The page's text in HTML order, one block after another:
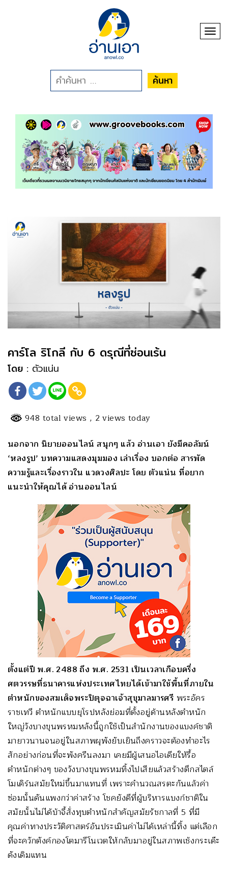
ค้นหา
คาร์โล ริโกลี กับ 6 ดรุณีที่ซ่อนเร้น
โดย : ตัวแน่น
948 total views , 2 views today
นอกจาก นิยายออนไลน์ สนุกๆ แล้ว อ่านเอา ยังมีคอลัมน์
‘หลงรูป’ บทความแสดงมุมมอง เล่าเรื่อง บอกต่อ สารพัด
ความรู้และเรื่องราวใน แวดวงศิลปะ โดย ตัวแน่น ที่อยาก
แนะนำให้คุณได้ อ่านออนไลน์
ตั้งแต่ปี พ.ศ. 2488 ถึง พ.ศ. 2531 เป็นเวลาเกือบครึ่ง
ศตวรรษที่ธนาคารแห่งประเทศไทยได้เข้ามาใช้พื้นที่ภายใน
ตำหนักของสมเด็จพระปิตุจฉาเจ้าสุขุมาลมารศรี พระอัคร
ราชเทวี ตำหนักแบบยุโรปหลังย่อมที่ตั้งอยู่ด้านหลังตำหนัก
ใหญ่วังบางขุนพรหมหลังนี้ถูกใช้เป็นสำนักงานของแบงค์ชาติ
มายาวนานจนอยู่ในสภาพผุพังยับเยินถึงคราวจะต้องทำอะไร
สักอย่างก่อนที่จะพังครืนลงมา เคยมีผู้เสนอไอเดียให้รื้อ
ตำหนักต่างๆ ของวังบางขุนพรหมทิ้งไปเสียแล้วสร้างตึกสไตล์
โมเดิร์นสมัยใหม่ขึ้นมาแทนที่ เพราะคำนวณสรตะกันแล้วค่า
ซ่อมนั้นดันแพงกว่าค่าสร้าง โชคยังดีที่ผู้บริหารแบงก์ชาติใน
สมัยนั้นไม่ได้บ้าจี้สั่งทุบตำหนักสำคัญสมัยรัชกาลที่ 5 ที่มี
คุณค่าทางประวัติศาสตร์อันประเมินค่าไม่ได้เหล่านี้ทิ้ง แต่เลือก
ที่จะควักตังค์กองโตมารีโนเวตให้กลับมาอยู่ในสภาพเช้งกระเด๊ะ
ดังเดิมแทน